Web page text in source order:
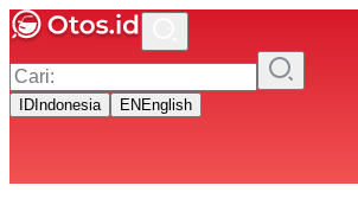
ID Indonesia EN English